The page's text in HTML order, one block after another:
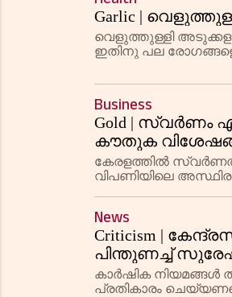
Garlic |
വെളുത്തുള്ളി
ഇതിനു പല
Business
Gold | സ്വർണം
കൗതുക
കേരളത്തിൽ
വിപണിയിലെ
News
Criticism |
പിന്തുണച്ച്
ചെയ്യണം'
കാർഷിക നിയമങ്ങൾ
പ്രതികാരം